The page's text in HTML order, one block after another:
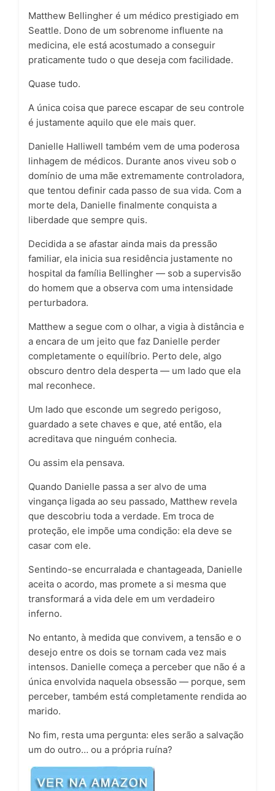
Matthew Bellingher é um médico prestigiado em
Seattle. Dono de um sobrenome influente na
medicina, ele está acostumado a conseguir
praticamente tudo o que deseja com facilidade.
Quase tudo.
A única coisa que parece escapar de seu controle
é justamente aquilo que ele mais quer.
Danielle Halliwell também vem de uma poderosa
linhagem de médicos. Durante anos viveu sob o
domínio de uma mãe extremamente controladora,
que tentou definir cada passo de sua vida. Com a
morte dela, Danielle finalmente conquista a
liberdade que sempre quis.
Decidida a se afastar ainda mais da pressão
familiar, ela inicia sua residência justamente no
hospital da família Bellingher — sob a supervisão
do homem que a observa com uma intensidade
perturbadora.
Matthew a segue com o olhar, a vigia à distância e
a encara de um jeito que faz Danielle perder
completamente o equilíbrio. Perto dele, algo
obscuro dentro dela desperta — um lado que ela
mal reconhece.
Um lado que esconde um segredo perigoso,
guardado a sete chaves e que, até então, ela
acreditava que ninguém conhecia.
Ou assim ela pensava.
Quando Danielle passa a ser alvo de uma
vingança ligada ao seu passado, Matthew revela
que descobriu toda a verdade. Em troca de
proteção, ele impõe uma condição: ela deve se
casar com ele.
Sentindo-se encurralada e chantageada, Danielle
aceita o acordo, mas promete a si mesma que
transformará a vida dele em um verdadeiro
inferno.
No entanto, à medida que convivem, a tensão e o
desejo entre os dois se tornam cada vez mais
intensos. Danielle começa a perceber que não é a
única envolvida naquela obsessão — porque, sem
perceber, também está completamente rendida ao
marido.
No fim, resta uma pergunta: eles serão a salvação
um do outro… ou a própria ruína?